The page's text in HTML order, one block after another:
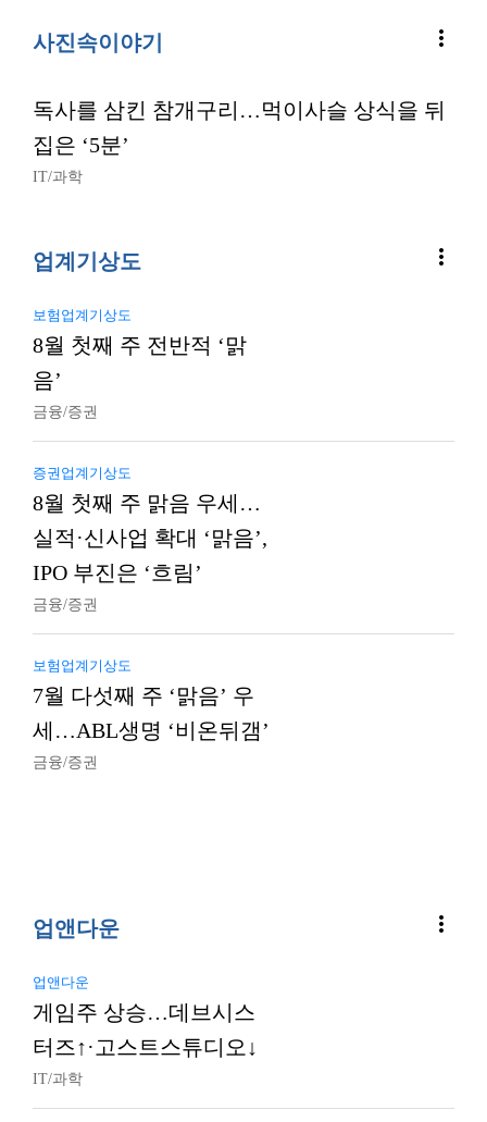
사진속이야기 more_vert
독사를 삼킨 참개구리…먹이사슬 상식을 뒤
집은 ‘5분’
IT/과학
업계기상도 more_vert
보험업계기상도
8월 첫째 주 전반적 ‘맑
음’
금융/증권
증권업계기상도
8월 첫째 주 맑음 우세…
실적·신사업 확대 ‘맑음’,
IPO 부진은 ‘흐림’
금융/증권
보험업계기상도
7월 다섯째 주 ‘맑음’ 우
세…ABL생명 ‘비온뒤갬’
금융/증권
업앤다운 more_vert
업앤다운
게임주 상승…데브시스
터즈↑·고스트스튜디오↓
IT/과학